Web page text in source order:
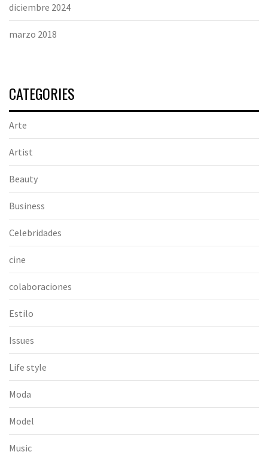
diciembre 2024
marzo 2018
CATEGORIES
Arte
Artist
Beauty
Business
Celebridades
cine
colaboraciones
Estilo
Issues
Life style
Moda
Model
Music